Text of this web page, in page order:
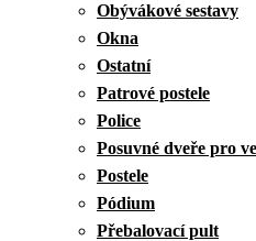
Obývákové sestavy
Okna
Ostatní
Patrové postele
Police
Posuvné dveře pro
Postele
Pódium
Přebalovací pult